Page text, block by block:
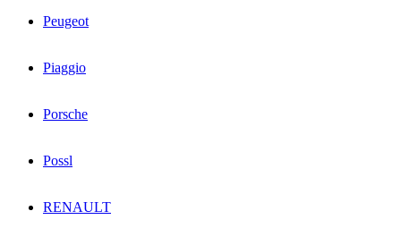
Peugeot
Piaggio
Porsche
Possl
RENAULT